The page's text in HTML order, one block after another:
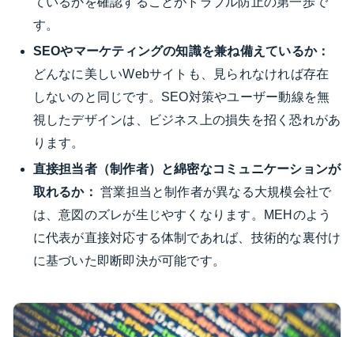
す。
SEOやマーケティングの知識を兼ね備えているか：
どんなに美しいWebサイトも、見られなければ存在
しないのと同じです。SEO対策やユーザー動線を無
視したデザインは、ビジネス上の損失を招く恐れがあ
ります。
直接担当者（制作者）と綿密なコミュニケーションが
取れるか： 営業担当と制作者が異なる大規模会社で
は、意図のズレが生じやすくなります。MEHのよう
に代表が直接対応する体制であれば、技術的な裏付け
に基づいた即断即決が可能です。